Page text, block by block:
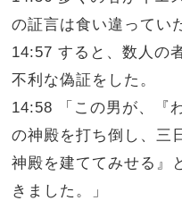
の証言は食い違ってい
14:57 すると、数人の
不利な偽証をした。
14:58 「この男が、『
の神殿を打ち倒し、三
神殿を建ててみせる』
きました。」